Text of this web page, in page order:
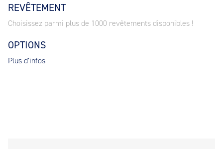
REVÊTEMENT
Choisissez parmi plus de 1000 revêtements disponibles !
OPTIONS
Plus d’infos